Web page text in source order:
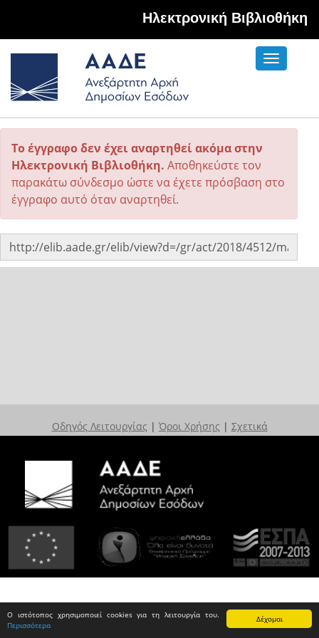
Δέχομαι
Ο ιστότοπος χρησιμοποιεί cookies για τη λειτουργία του.
Περισσότερα
Hλεκτρονική Βιβλιοθήκη
Toggle
Το έγγραφο δεν έχει αναρτηθεί ακόμα στην
Ηλεκτρονική Βιβλιοθήκη. Αποθηκεύστε τον
παρακάτω σύνδεσμο ώστε να έχετε πρόσβαση στο
έγγραφο αυτό όταν αναρτηθεί.
Οδηγός Λειτουργίας | Όροι Χρήσης | Σχετικά